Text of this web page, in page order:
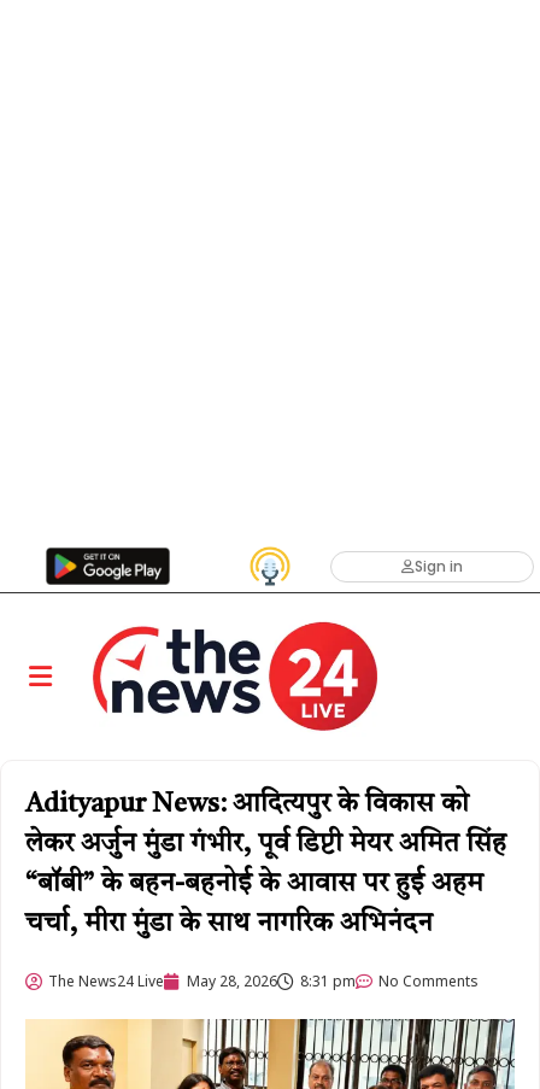
Sign in
Adityapur News: आदित्यपुर के विकास को
लेकर अर्जुन मुंडा गंभीर, पूर्व डिप्टी मेयर अमित सिंह
“बॉबी” के बहन-बहनोई के आवास पर हुई अहम
चर्चा, मीरा मुंडा के साथ नागरिक अभिनंदन
The News24 Live May 28, 2026 8:31 pm No Comments